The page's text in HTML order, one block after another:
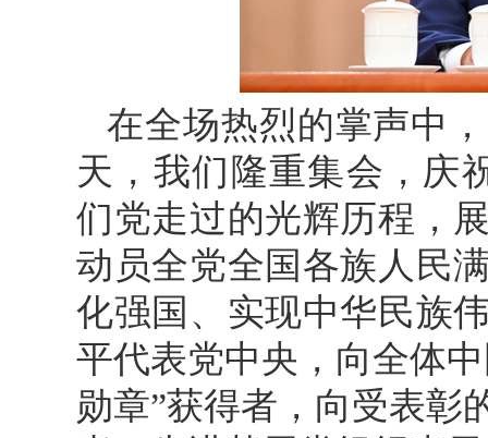
在全场热烈的掌声中
天，我们隆重集会，庆
们党走过的光辉历程，
动员全党全国各族人民
化强国、实现中华民族
平代表党中央，向全体
勋章”获得者，向受表彰